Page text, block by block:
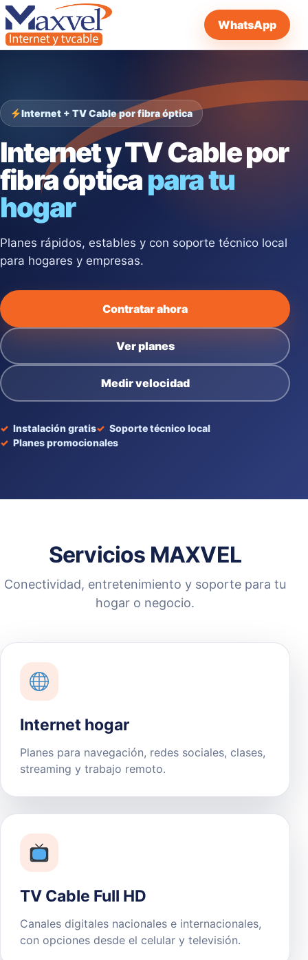
WhatsApp
Internet + TV Cable por fibra óptica
Internet y TV Cable por
fibra ópticapara tu
hogar
Planes rápidos, estables y con soporte técnico local
para hogares y empresas.
Contratar ahora
Ver planes
Medir velocidad
Instalación gratis
Soporte técnico local
Planes promocionales
Servicios MAXVEL
Conectividad, entretenimiento y soporte para tu
hogar o negocio.
Internet hogar
Planes para navegación, redes sociales, clases,
streaming y trabajo remoto.
TV Cable Full HD
Canales digitales nacionales e internacionales,
con opciones desde el celular y televisión.